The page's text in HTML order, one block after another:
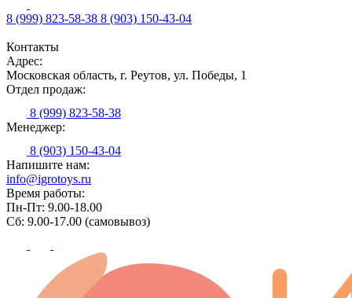
8 (999) 823-58-38 8 (903) 150-43-04
Контакты
Адрес:
Московская область, г. Реутов, ул. Победы, 1
Отдел продаж:
8 (999) 823-58-38
Менеджер:
8 (903) 150-43-04
Напишите нам:
info@igrotoys.ru
Время работы:
Пн-Пт: 9.00-18.00
Сб: 9.00-17.00 (самовывоз)